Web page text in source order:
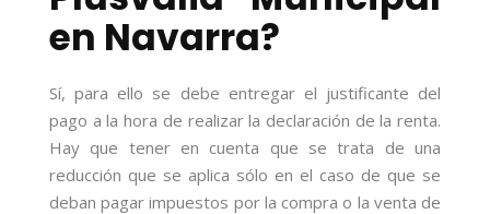
en Navarra?
Sí, para ello se debe entregar el justificante del
pago a la hora de realizar la declaración de la renta.
Hay que tener en cuenta que se trata de una
reducción que se aplica sólo en el caso de que se
deban pagar impuestos por la compra o la venta de